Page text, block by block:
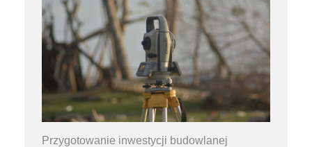
Przygotowanie inwestycji budowlanej